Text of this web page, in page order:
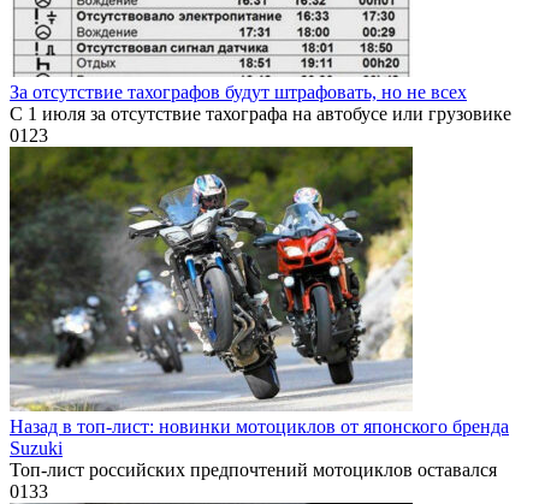
За отсутствие тахографов будут штрафовать, но не всех
С 1 июля за отсутствие тахографа на автобусе или грузовике
0123
Назад в топ-лист: новинки мотоциклов от японского бренда
Suzuki
Топ-лист российских предпочтений мотоциклов оставался
0133